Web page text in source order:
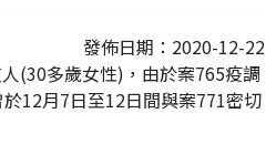
短
網
址
頁
發佈日期：2020-12-22
(30多歲女性)，由於案765疫調
12月7日至12日間與案771密切